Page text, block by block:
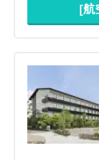
[航